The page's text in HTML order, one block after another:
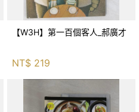
【W3H】第一百個客人_郝廣才
NT$ 219